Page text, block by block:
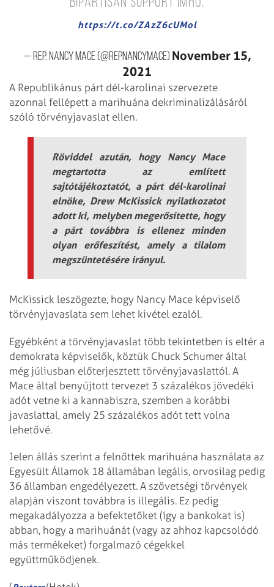
https://t.co/ZAzZ6cUMol
— Rep. Nancy Mace (@RepNancyMace) November 15,
2021
A Republikánus párt dél-karolinai szervezete
azonnal fellépett a marihuána dekriminalizálásáról
szóló törvényjavaslat ellen.
Röviddel azután, hogy Nancy Mace
megtartotta az említett
sajtótájékoztatót, a párt dél-karolinai
elnöke, Drew McKissick nyilatkozatot
adott ki, melyben megerősítette, hogy
a párt továbbra is ellenez minden
olyan erőfeszítést, amely a tilalom
megszüntetésére irányul.
McKissick leszögezte, hogy Nancy Mace képviselő
törvényjavaslata sem lehet kivétel ezalól.
Egyébként a törvényjavaslat több tekintetben is eltér a
demokrata képviselők, köztük Chuck Schumer által
még júliusban előterjesztett törvényjavaslattól. A
Mace által benyújtott tervezet 3 százalékos jövedéki
adót vetne ki a kannabiszra, szemben a korábbi
javaslattal, amely 25 százalékos adót tett volna
lehetővé.
Jelen állás szerint a felnőttek marihuána használata az
Egyesült Államok 18 államában legális, orvosilag pedig
36 államban engedélyezett. A szövetségi törvények
alapján viszont továbbra is illegális. Ez pedig
megakadályozza a befektetőket (így a bankokat is)
abban, hogy a marihuánát (vagy az ahhoz kapcsolódó
más termékeket) forgalmazó cégekkel
együttműködjenek.